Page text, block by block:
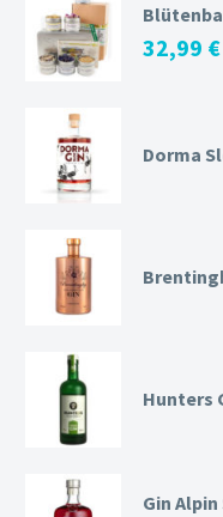
32,99 €
Dorma
Hunters
Gin